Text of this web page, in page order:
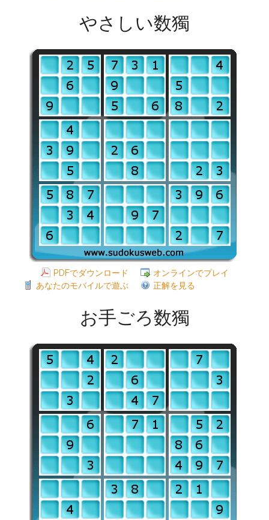
やさしい数獨
PDFでダウンロード
オンラインでプレイ
あなたのモバイルで遊ぶ
正解を見る
お手ごろ数獨